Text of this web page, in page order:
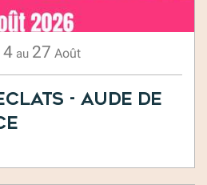
au 27 Août
- Aude de